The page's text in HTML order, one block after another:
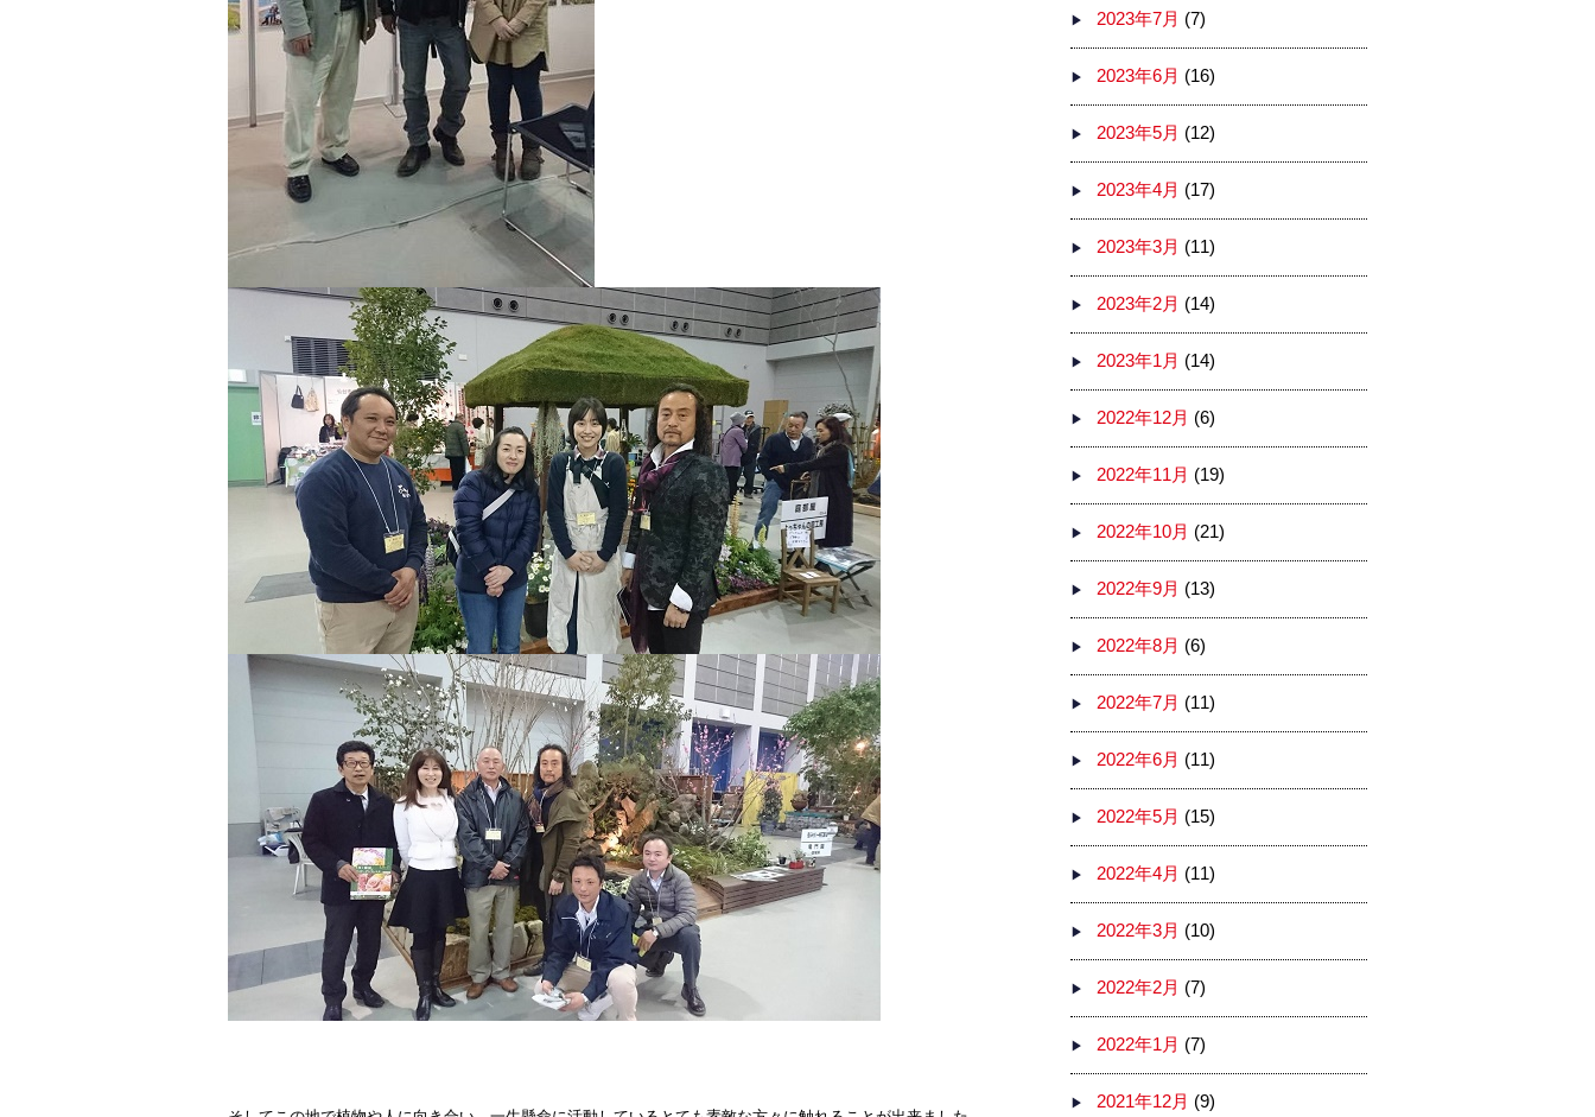
2023年7月 (7)
2023年6月 (16)
2023年5月 (12)
2023年4月 (17)
2023年3月 (11)
2023年2月 (14)
2023年1月 (14)
2022年12月 (6)
2022年11月 (19)
2022年10月 (21)
2022年9月 (13)
2022年8月 (6)
2022年7月 (11)
2022年6月 (11)
2022年5月 (15)
2022年4月 (11)
2022年3月 (10)
2022年2月 (7)
2022年1月 (7)
2021年12月 (9)